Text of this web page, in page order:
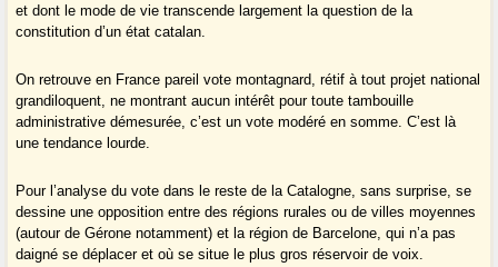
et dont le mode de vie transcende largement la question de la
constitution d’un état catalan.
On retrouve en France pareil vote montagnard, rétif à tout projet national
grandiloquent, ne montrant aucun intérêt pour toute tambouille
administrative démesurée, c’est un vote modéré en somme. C’est là
une tendance lourde.
Pour l’analyse du vote dans le reste de la Catalogne, sans surprise, se
dessine une opposition entre des régions rurales ou de villes moyennes
(autour de Gérone notamment) et la région de Barcelone, qui n’a pas
daigné se déplacer et où se situe le plus gros réservoir de voix.